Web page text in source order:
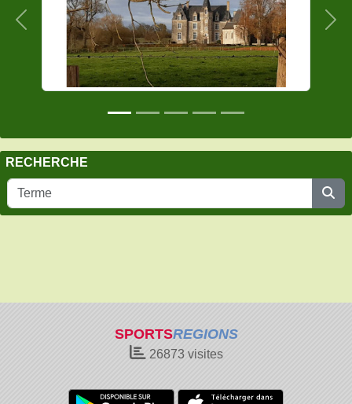
Précedent
RECHERCHE
SPORTSREGIONS
26873visites